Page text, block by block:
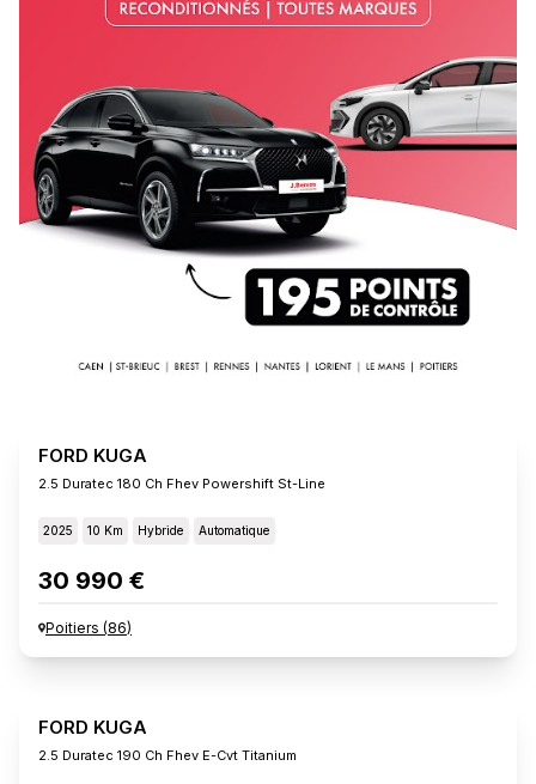
FORD KUGA
2.5 Duratec 180 Ch Fhev Powershift St-Line
2025 10 Km Hybride Automatique
30 990 €
Poitiers (86)
FORD KUGA
2.5 Duratec 190 Ch Fhev E-Cvt Titanium